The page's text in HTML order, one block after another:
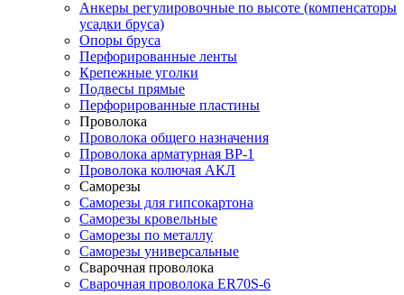
Анкеры регулировочные по высоте (компенсаторы
усадки бруса)
Опоры бруса
Перфорированные ленты
Крепежные уголки
Подвесы прямые
Перфорированные пластины
Проволока
Проволока общего назначения
Проволока арматурная ВР-1
Проволока колючая АКЛ
Саморезы
Саморезы для гипсокартона
Саморезы кровельные
Саморезы по металлу
Саморезы универсальные
Сварочная проволока
Сварочная проволока ER70S-6